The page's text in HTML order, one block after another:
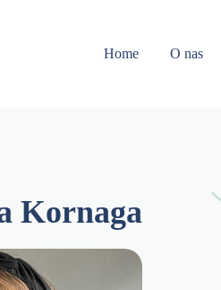
Home
O nas
Kornaga